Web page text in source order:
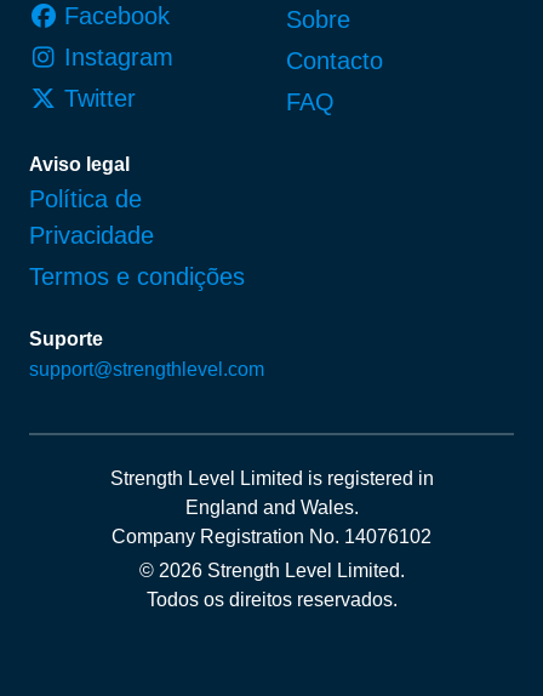
Facebook
Instagram
Twitter
Sobre
Contacto
FAQ
Aviso legal
Política de
Privacidade
Termos e condições
Suporte
support@strengthlevel.com
Strength Level Limited is registered in
England and Wales.
Company Registration No. 14076102
© 2026 Strength Level Limited.
Todos os direitos reservados.